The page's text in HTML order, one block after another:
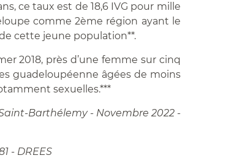
ce taux est de 18,6 IVG pour mille
comme 2ème région ayant le
cette jeune population**.
2018, près d’une femme sur cinq
guadeloupéenne âgées de moins
sexuelles.***
Barthélemy - Novembre 2022 -
- DREES